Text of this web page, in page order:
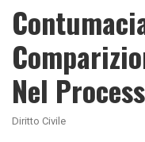
Nel
Diritto Civile